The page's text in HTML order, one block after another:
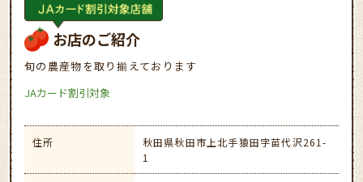
お店のご紹介
旬の農産物を取り揃えております
JAカード割引対象
住所
秋田県秋田市上北手猿田字苗代沢261-
1